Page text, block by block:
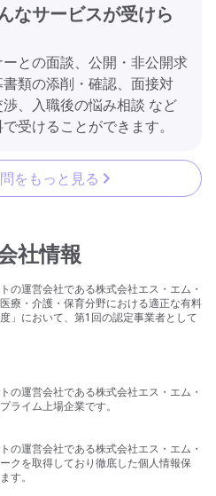
なサービスが受けら
との面談、公開・非公開求
類の添削・確認、面接対
、入職後の悩み相談 など
受けることができます。
をもっと見る
社情報
の運営会社である株式会社エス・エム・
療・介護・保育分野における適正な有料
」において、第1回の認定事業者として
の運営会社である株式会社エス・エム・
ライム上場企業です。
の運営会社である株式会社エス・エム・
クを取得しており徹底した個人情報保
す。